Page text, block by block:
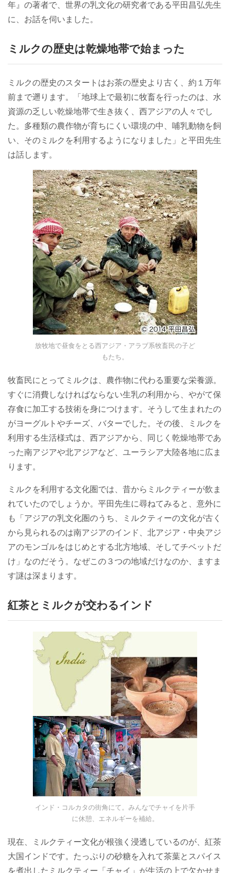
年』の著者で、世界の乳文化の研究者である平田昌弘先生
に、お話を伺いました。
ミルクの歴史は乾燥地帯で始まった
ミルクの歴史のスタートはお茶の歴史より古く、約１万年
前まで遡ります。「地球上で最初に牧畜を行ったのは、水
資源の乏しい乾燥地帯で生き抜く、西アジアの人々でし
た。多種類の農作物が育ちにくい環境の中、哺乳動物を飼
い、そのミルクを利用するようになりました」と平田先生
は話します。
放牧地で昼食をとる西アジア・アラブ系牧畜民の子ど
もたち。
牧畜民にとってミルクは、農作物に代わる重要な栄養源。
すぐに消費しなければならない生乳の利用から、やがて保
存食に加工する技術を身につけます。そうして生まれたの
がヨーグルトやチーズ、バターでした。その後、ミルクを
利用する生活様式は、西アジアから、同じく乾燥地帯であ
った南アジアや北アジアなど、ユーラシア大陸各地に広ま
ります。
ミルクを利用する文化圏では、昔からミルクティーが飲ま
れていたのでしょうか。平田先生に尋ねてみると、意外に
も「アジアの乳文化圏のうち、ミルクティーの文化が古く
から見られるのは南アジアのインド、北アジア・中央アジ
アのモンゴルをはじめとする北方地域、そしてチベットだ
け」なのだそう。なぜこの３つの地域だけなのか、ますま
す謎は深まります。
紅茶とミルクが交わるインド
インド・コルカタの街角にて。みんなでチャイを片手
に休憩、エネルギーを補給。
現在、ミルクティー文化が根強く浸透しているのが、紅茶
大国インドです。たっぷりの砂糖を入れて茶葉とスパイス
を煮出したミルクティー「チャイ」が生活の上で欠かせま